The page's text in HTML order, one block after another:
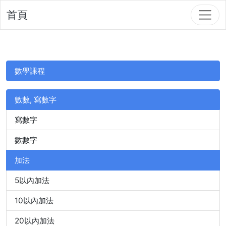
首頁
數學課程
數數, 寫數字
寫數字
數數字
加法
5以內加法
10以內加法
20以內加法